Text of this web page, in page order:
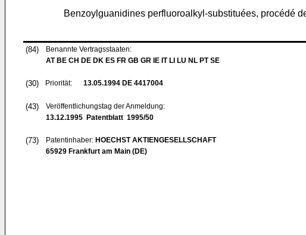
Benzoylguanidines perfluoroalkyl-substituées, procédé
(84)
Benannte Vertragsstaaten:
AT BE CH DE DK ES FR GB GR IE IT LI LU NL PT SE
(30) Priorität: 13.05.1994 DE 4417004
(43)
Veröffentlichungstag der Anmeldung:
13.12.1995 Patentblatt 1995/50
(73) Patentinhaber: HOECHST AKTIENGESELLSCHAFT
65929 Frankfurt am Main (DE)